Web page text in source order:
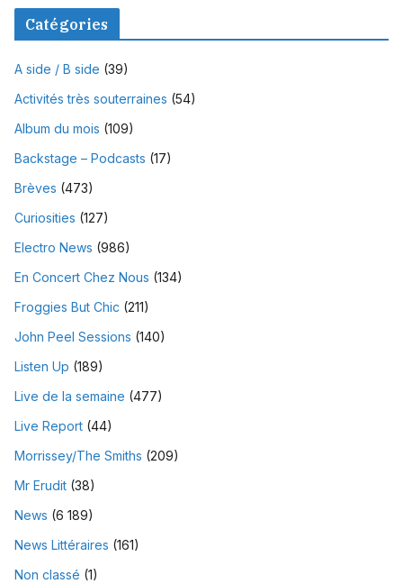
Catégories
A side / B side (39)
Activités très souterraines (54)
Album du mois (109)
Backstage – Podcasts (17)
Brèves (473)
Curiosities (127)
Electro News (986)
En Concert Chez Nous (134)
Froggies But Chic (211)
John Peel Sessions (140)
Listen Up (189)
Live de la semaine (477)
Live Report (44)
Morrissey/The Smiths (209)
Mr Erudit (38)
News (6 189)
News Littéraires (161)
Non classé (1)